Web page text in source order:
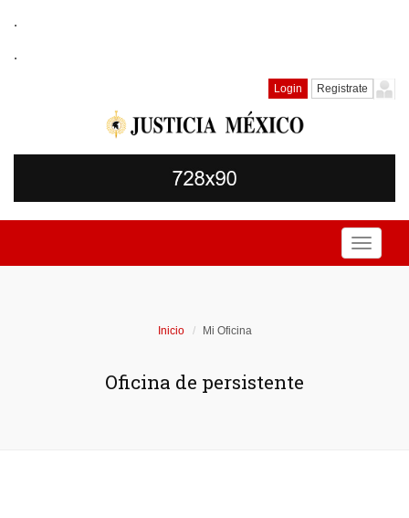
.
.
Login Registrate
Toggle
Inicio Mi Oficina
Oficina de persistente